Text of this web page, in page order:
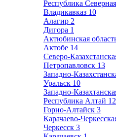
Республика
Владикавказ 10
Алагир 2
Дигора 1
Актюбинская
Актобе 14
Северо-
Петропавловск 13
Западно-
Уральск 10
Западно-
Республика Алтай 12
Горно-Алтайск 3
Карачаево-
Черкесск 3